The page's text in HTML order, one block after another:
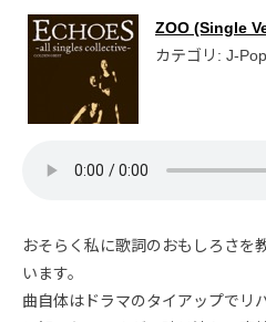
ZOO (Single
カテゴリ: J-Pop
おそらく私に歌詞のおもしろさを
います。
曲自体はドラマのタイアップでリ